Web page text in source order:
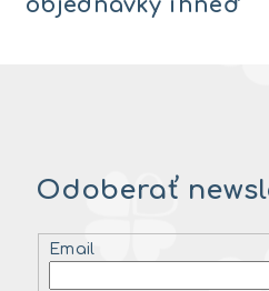
Odoberať
Email